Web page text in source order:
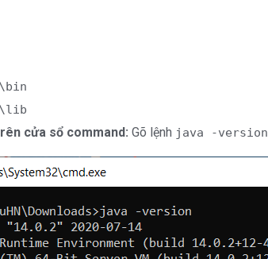
cửa sổ command: Gõ lệnh java -version